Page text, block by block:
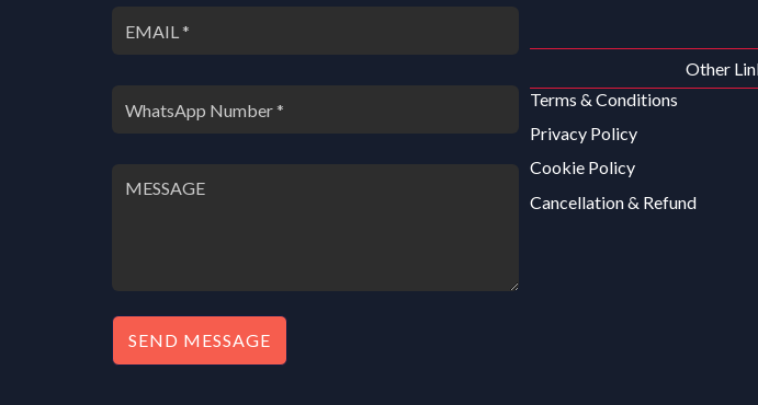
SEND MESSAGE
Other
Terms & Conditions
Privacy Policy
Cookie Policy
Cancellation & Refund